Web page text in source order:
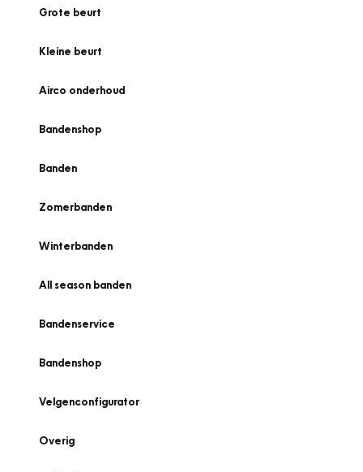
Grote beurt
Kleine beurt
Airco onderhoud
Bandenshop
Banden
Zomerbanden
Winterbanden
All season banden
Bandenservice
Bandenshop
Velgenconfigurator
Overig